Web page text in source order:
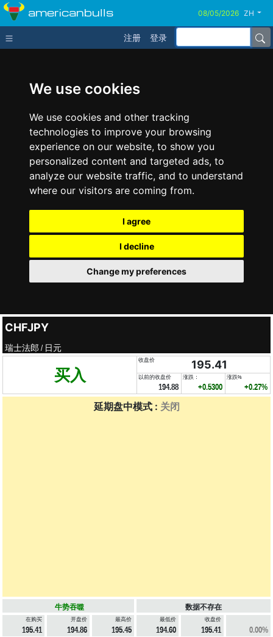
We use cookies
We use cookies and other tracking
technologies to improve your browsing
experience on our website, to show you
personalized content and targeted ads, to
analyze our website traffic, and to understand
where our visitors are coming from.
I agree
I decline
Change my preferences
americanbulls ZH
注册 登录
CHFJPY
瑞士法郎 / 日元
买入
收盘价 195.41
以前的收盘价
194.88
涨跌：
+0.5300
涨跌%
+0.27%
延期盘中模式 : 关闭
牛势吞噬 数据不存在
在购买
195.41
开盘价
194.86
最高价
195.45
最低价
194.60
收盘价
195.41 0.00%